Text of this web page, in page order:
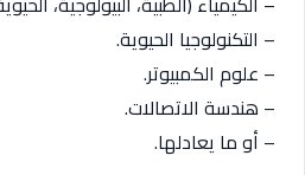
– التكنولوجيا الحيوية.
– علوم الكمبيوتر.
– هندسة الاتصالات.
– أو ما يعادلها.